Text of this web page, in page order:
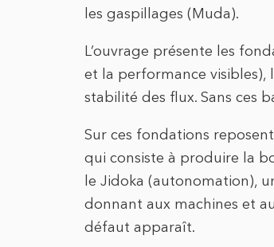
les gaspillages (Muda).
L’ouvrage présente les
et la performance visibles),
stabilité des flux. Sans ces
Sur ces fondations
qui consiste à produire la
le Jidoka (autonomation),
donnant aux machines et
défaut apparaît.